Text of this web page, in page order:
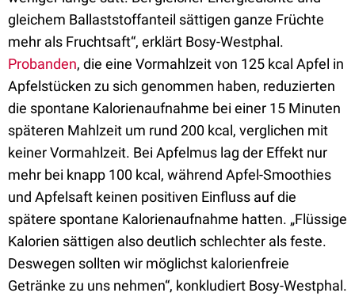
gleichem Ballaststoffanteil sättigen ganze Früchte
mehr als Fruchtsaft“, erklärt Bosy-Westphal.
Probanden, die eine Vormahlzeit von 125 kcal Apfel in
Apfelstücken zu sich genommen haben, reduzierten
die spontane Kalorienaufnahme bei einer 15 Minuten
späteren Mahlzeit um rund 200 kcal, verglichen mit
keiner Vormahlzeit. Bei Apfelmus lag der Effekt nur
mehr bei knapp 100 kcal, während Apfel-Smoothies
und Apfelsaft keinen positiven Einfluss auf die
spätere spontane Kalorienaufnahme hatten. „Flüssige
Kalorien sättigen also deutlich schlechter als feste.
Deswegen sollten wir möglichst kalorienfreie
Getränke zu uns nehmen“, konkludiert Bosy-Westphal.